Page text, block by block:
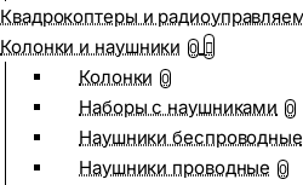
Квадрокоптеры и
Колонки и наушники 0
Колонки 0
Наборы с наушниками 0
Наушники беспроводные
Наушники проводные 0